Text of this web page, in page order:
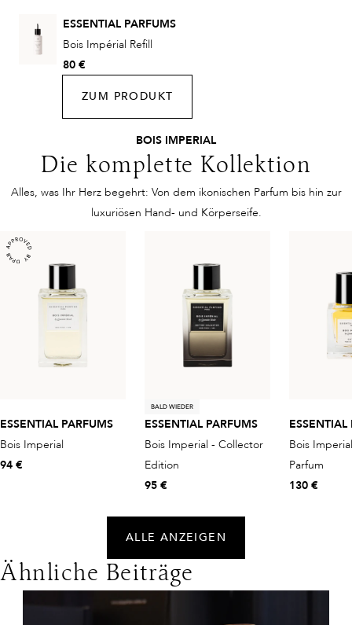
ESSENTIAL PARFUMS
Bois Impérial Refill
80 €
ZUM PRODUKT
BOIS IMPERIAL
Die komplette Kollektion
Alles, was Ihr Herz begehrt: Von dem ikonischen Parfum bis hin zur
luxuriösen Hand- und Körperseife.
ESSENTIAL PARFUMS
Bois Imperial
94 €
BALD WIEDER
ESSENTIAL PARFUMS
Bois Imperial - Collector
Edition
95 €
ESSENTIAL
Bois
Parfum
130 €
ALLE ANZEIGEN
Ähnliche Beiträge